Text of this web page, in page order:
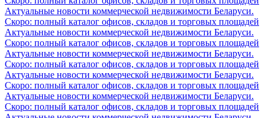
Актуальные новости коммерческой недвижимости Беларуси.
Скоро: полный каталог офисов, складов и торговых площадей
Актуальные новости коммерческой недвижимости Беларуси.
Скоро: полный каталог офисов, складов и торговых площадей
Актуальные новости коммерческой недвижимости Беларуси.
Скоро: полный каталог офисов, складов и торговых площадей
Актуальные новости коммерческой недвижимости Беларуси.
Скоро: полный каталог офисов, складов и торговых площадей
Актуальные новости коммерческой недвижимости Беларуси.
Скоро: полный каталог офисов, складов и торговых площадей